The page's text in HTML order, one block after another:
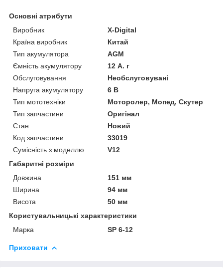
Основні атрибути
Виробник
X-Digital
Країна виробник
Китай
Тип акумулятора
AGM
Ємність акумулятору
12 А. г
Обслуговування
Необслуговувані
Напруга акумулятору
6 В
Тип мототехніки
Моторолер, Мопед, Скутер
Тип запчастини
Оригінал
Стан
Новий
Код запчастини
33019
Сумісність з моделлю
V12
Габаритні розміри
Довжина
151 мм
Ширина
94 мм
Висота
50 мм
Користувальницькі характеристики
Марка
SP 6-12
Приховати